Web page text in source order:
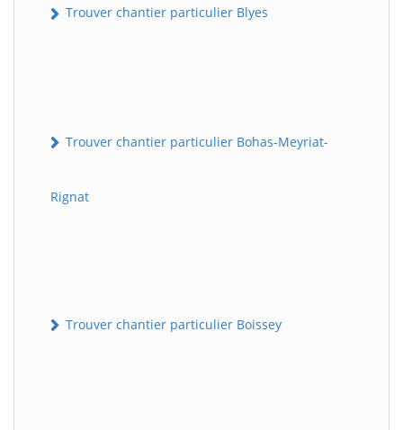
Trouver chantier particulier Blyes
Trouver chantier particulier Bohas-Meyriat-
Rignat
Trouver chantier particulier Boissey